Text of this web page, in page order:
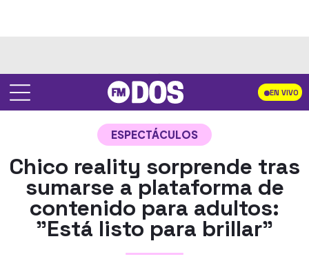
EN VIVO
ESPECTÁCULOS
Chico reality sorprende tras
sumarse a plataforma de
contenido para adultos:
"Está listo para brillar"